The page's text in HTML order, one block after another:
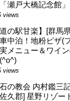
瀬戸大橋記念館
views
道の駅甘楽】[群馬
中泊！地粉ピザ(
メニュー＆ワイ
views
石の教会 内村鑑三
久郡] 星野リゾー